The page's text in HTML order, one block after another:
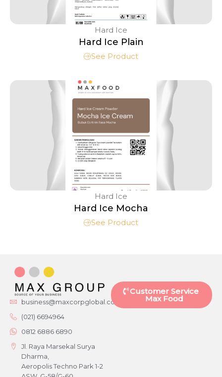
Hard Ice
Hard Ice Plain
See Product
Hard Ice
Hard Ice Mocha
See Product
business@maxcorpglobal.com
(021) 6694964
0812 6886 6890
Jl. Raya Marsekal Surya
Dharma,
Aeropolis Techno Park 1-2
Customer Service
Max Food